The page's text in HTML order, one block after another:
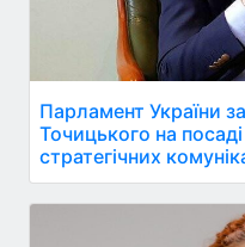
Парламент України
Точицького на
стратегічних